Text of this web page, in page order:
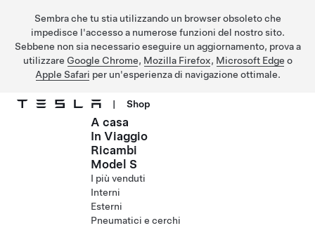
Sembra che tu stia utilizzando un browser obsoleto che
impedisce l'accesso a numerose funzioni del nostro sito.
Sebbene non sia necessario eseguire un aggiornamento, prova a
utilizzare Google Chrome, Mozilla Firefox, Microsoft Edge o
Apple Safari per un'esperienza di navigazione ottimale.
Passa al contenuto principale
| Shop
A casa
In Viaggio
Ricambi
Model S
I più venduti
Interni
Esterni
Pneumatici e cerchi